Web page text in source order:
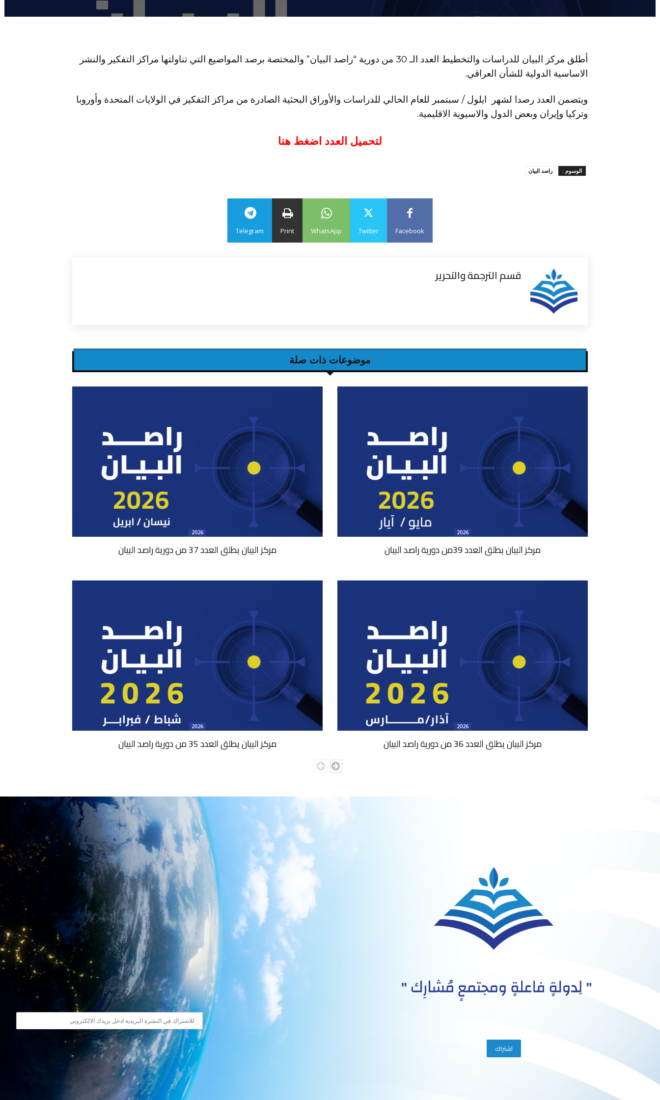
أطلق مركز البيان للدراسات والتخطيط العدد الـ 30 من دورية “راصد البيان” والمختصة برصد المواضيع التي تناولتها مراكز التفكير والنشر
الاساسية الدولية للشأن العراقي.
ويتضمن العدد رصدا لشهر ايلول / سبتمبر للعام الحالي للدراسات والأوراق البحثية الصادرة من مراكز التفكير في الولايات المتحدة وأوروبا
وتركيا وإيران وبعض الدول والاسيوية الاقليمية.
لتحميل العدد اضغط هنا
الوسوم : راصد البيان
Facebook
Twitter
WhatsApp
Print
Telegram
قسم الترجمة والتحرير
موضوعات ذات صلة
2026
مركز البيان يطلق العدد 39من دورية راصد البيان
2026
مركز البيان يطلق العدد 37 من دورية راصد البيان
2026
مركز البيان يطلق العدد 36 من دورية راصد البيان
2026
مركز البيان يطلق العدد 35 من دورية راصد البيان